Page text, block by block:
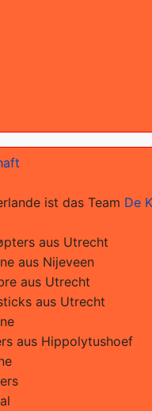
ist das Team De
aus Utrecht
aus Nijeveen
aus Utrecht
aus Utrecht
aus Hippolytushoef